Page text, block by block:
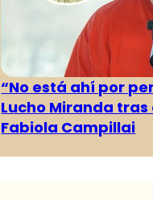
“No está ahí por
Lucho Miranda
Fabiola Campillai